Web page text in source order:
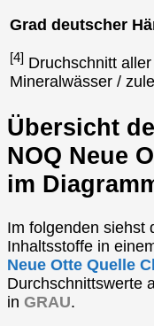
Grad deutscher
[4] Druchschnitt
Mineralwässer /
Übersicht
NOQ Neue
im
Im folgenden siehst
Inhaltsstoffe in
Neue Otte Quelle
Durchschnittswerte
in GRAU.